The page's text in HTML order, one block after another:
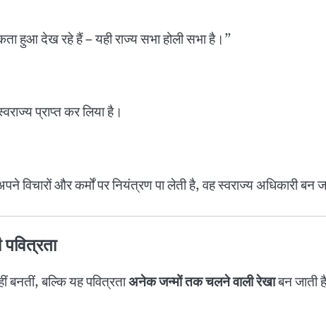
हुआ देख रहे हैं – यही राज्य सभा होली सभा है।”
प्राप्त कर लिया है।
विचारों और कर्मों पर नियंत्रण पा लेती है, वह स्वराज्य अधिकारी बन
बनतीं, बल्कि यह पवित्रताअनेक जन्मों तक चलने वाली रेखाबन जाती